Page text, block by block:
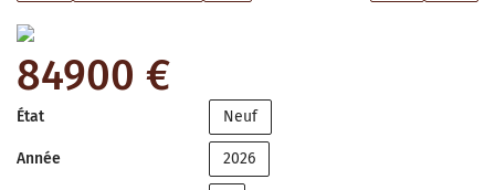
84900 €
État Neuf
Année 2026